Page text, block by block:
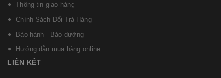
Thông tin giao hàng
Chính Sách Đổi Trả Hàng
Bảo hành - Bảo dưỡng
Hướng dẫn mua hàng online
LIÊN KẾT